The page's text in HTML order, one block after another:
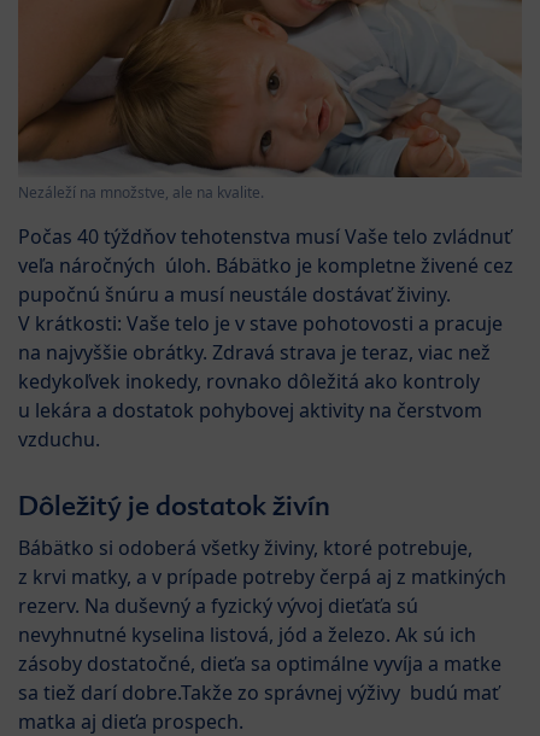
Nezáleží na množstve, ale na kvalite.
Počas 40 týždňov tehotenstva musí Vaše telo zvládnuť
veľa náročných úloh. Bábätko je kompletne živené cez
pupočnú šnúru a musí neustále dostávať živiny.
V krátkosti: Vaše telo je v stave pohotovosti a pracuje
na najvyššie obrátky. Zdravá strava je teraz, viac než
kedykoľvek inokedy, rovnako dôležitá ako kontroly
u lekára a dostatok pohybovej aktivity na čerstvom
vzduchu.
Dôležitý je dostatok živín
Bábätko si odoberá všetky živiny, ktoré potrebuje,
z krvi matky, a v prípade potreby čerpá aj z matkiných
rezerv. Na duševný a fyzický vývoj dieťaťa sú
nevyhnutné kyselina listová, jód a železo. Ak sú ich
zásoby dostatočné, dieťa sa optimálne vyvíja a matke
sa tiež darí dobre.Takže zo správnej výživy budú mať
matka aj dieťa prospech.